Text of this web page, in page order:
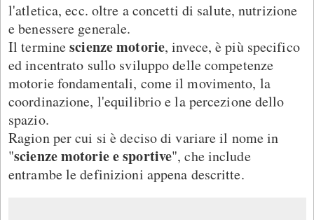
l'atletica, ecc. oltre a concetti di salute, nutrizione
e benessere generale.
Il terminescienze motorie, invece, è più specifico
ed incentrato sullo sviluppo delle competenze
motorie fondamentali, come il movimento, la
coordinazione, l'equilibrio e la percezione dello
spazio.
Ragion per cui si è deciso di variare il nome in
"scienze motorie e sportive", che include
entrambe le definizioni appena descritte.